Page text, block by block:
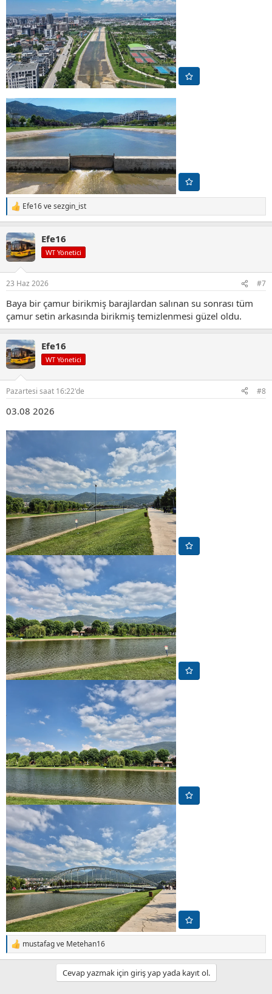
T
e
k
i
l
:
Efe16vesezgin_ist
Efe16
WT Yönetici
23 Haz 2026 #7
Baya bir çamur birikmiş barajlardan salınan su sonrası tüm
çamur setin arkasında birikmiş temizlenmesi güzel oldu.
Efe16
WT Yönetici
Pazartesi saat 16:22'de #8
03.08 2026
T
e
mustafagve Metehan16
Cevap yazmak için giriş yap yada kayıt ol.